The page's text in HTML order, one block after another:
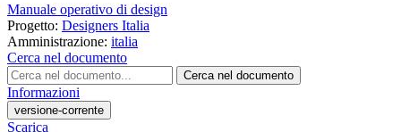
Manuale operativo di design
Progetto: Designers Italia
Amministrazione: italia
Cerca nel documento
Cerca nel documento
Informazioni
versione-corrente
Scarica